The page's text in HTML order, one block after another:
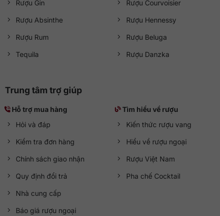
Rượu Gin
Rượu Absinthe
Rượu Rum
Tequila
Rượu Courvoisier
Rượu Hennessy
Rượu Beluga
Rượu Danzka
Trung tâm trợ giúp
Hỗ trợ mua hàng
Hỏi và đáp
Kiểm tra đơn hàng
Chính sách giao nhận
Quy định đổi trả
Nhà cung cấp
Báo giá rượu ngoại
Tìm hiểu về rượu
Kiến thức rượu vang
Hiểu về rượu ngoại
Rượu Việt Nam
Pha chế Cocktail